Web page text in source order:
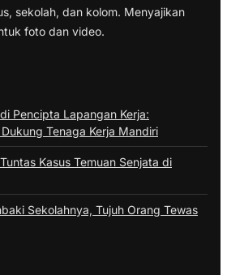
sekolah, dan kolom. Menyajikan
foto dan video.
Pencipta Lapangan Kerja:
Tenaga Kerja Mandiri
Kasus Temuan Senjata di
Sekolahnya, Tujuh Orang Tewas